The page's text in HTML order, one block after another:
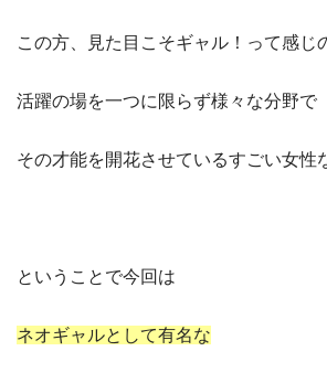
この方、見た目こそギャル！って感じ
活躍の場を一つに限らず様々な分野で
その才能を開花させているすごい女性
ということで今回は
ネオギャルとして有名な